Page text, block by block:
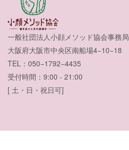
一般社団法人小顔メソッド協会事務局
大阪府大阪市中央区南船場4−10−18
TEL：050−1792−4435
受付時間：9:00 - 21:00
[ 土・日・祝日可]